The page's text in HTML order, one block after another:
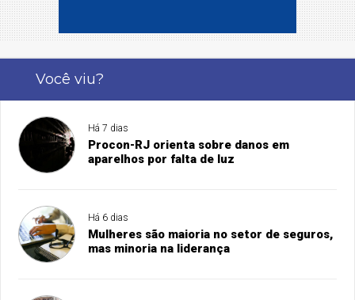
Você viu?
Há 7 dias
Procon-RJ orienta sobre danos em
aparelhos por falta de luz
Há 6 dias
Mulheres são maioria no setor de seguros,
mas minoria na liderança